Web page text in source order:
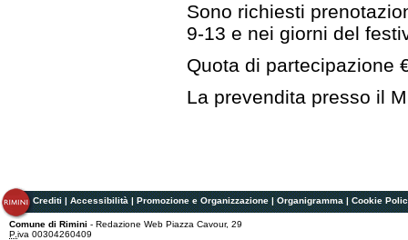
Sono richiesti
9-13 e nei giorni del
Quota di partecipazione
La prevendita presso il
Crediti|Accessibilità|Promozione e Organizzazione|Organigramma|Cookie
Comune di Rimini - Redazione Web Piazza Cavour, 29
P.iva 00304260409